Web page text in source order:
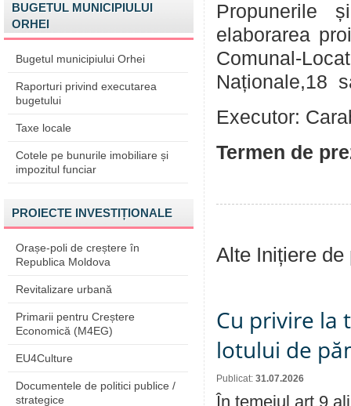
BUGETUL MUNICIPIULUI
ORHEI
Bugetul municipiului Orhei
Raporturi privind executarea
bugetului
Taxe locale
Cotele pe bunurile imobiliare și
impozitul funciar
PROIECTE INVESTIȚIONALE
Orașe-poli de creștere în
Republica Moldova
Revitalizare urbană
Primarii pentru Creștere
Economică (M4EG)
EU4Culture
Documentele de politici publice /
strategice
Propunerile
elaborarea
Comunal-
Naționale,18
Executor:
Termen de
Alte Inițiere de
Cu privire la
lotului de
Publicat: 31.07.2026
În temeiul art.9